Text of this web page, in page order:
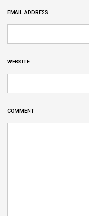
EMAIL ADDRESS
WEBSITE
COMMENT